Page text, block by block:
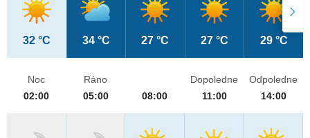
32 °C 34 °C 27 °C 27 °C 29 °C
Noc
02:00
Ráno
05:00
08:00
Dopoledne
11:00
Odpoledne
14:00